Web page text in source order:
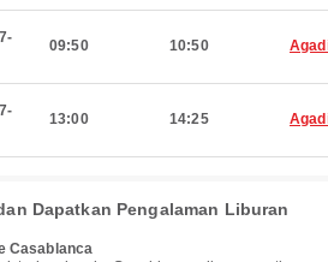
09:50 10:50
13:00 14:25
Dapatkan Pengalaman Liburan
Casablanca